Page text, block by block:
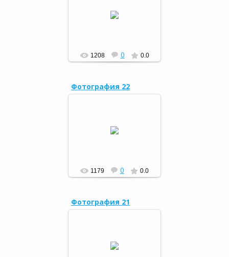
27.03.15
1208 0 0.0
Фотография 22
27.03.15
1179 0 0.0
Фотография 21
27.03.15